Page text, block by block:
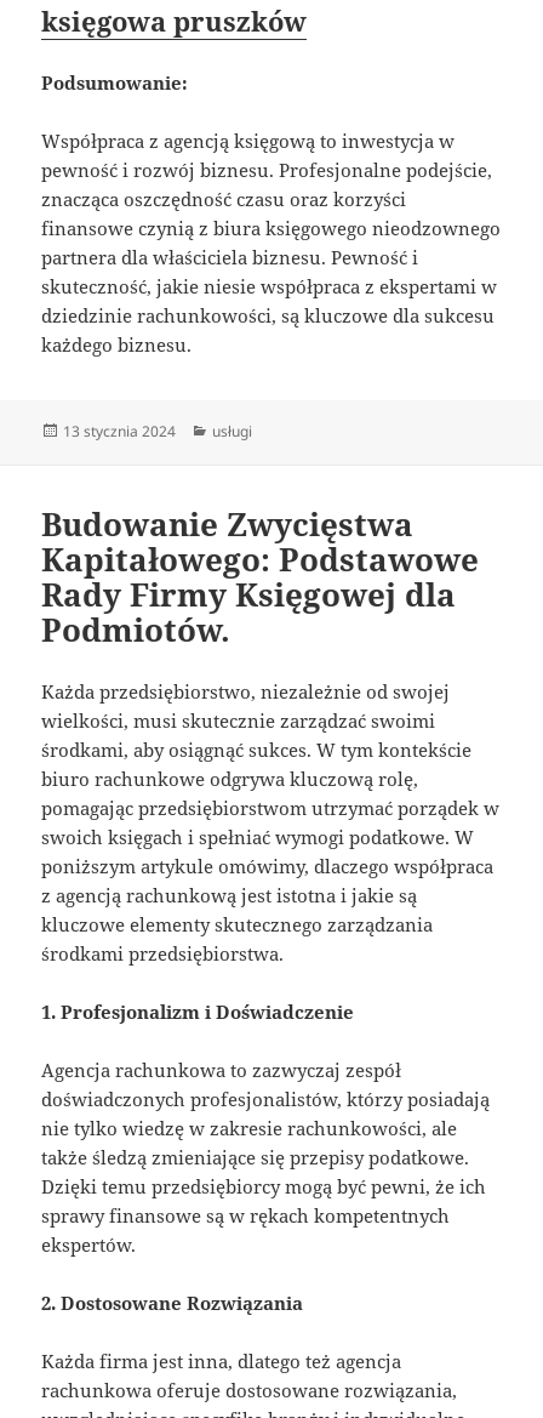
księgowa pruszków
Podsumowanie:
Współpraca z agencją księgową to inwestycja w
pewność i rozwój biznesu. Profesjonalne podejście,
znacząca oszczędność czasu oraz korzyści
finansowe czynią z biura księgowego nieodzownego
partnera dla właściciela biznesu. Pewność i
skuteczność, jakie niesie współpraca z ekspertami w
dziedzinie rachunkowości, są kluczowe dla sukcesu
każdego biznesu.
Data
13 stycznia 2024 Kategorie
usługi
Budowanie Zwycięstwa
Kapitałowego: Podstawowe
Rady Firmy Księgowej dla
Podmiotów.
Każda przedsiębiorstwo, niezależnie od swojej
wielkości, musi skutecznie zarządzać swoimi
środkami, aby osiągnąć sukces. W tym kontekście
biuro rachunkowe odgrywa kluczową rolę,
pomagając przedsiębiorstwom utrzymać porządek w
swoich księgach i spełniać wymogi podatkowe. W
poniższym artykule omówimy, dlaczego współpraca
z agencją rachunkową jest istotna i jakie są
kluczowe elementy skutecznego zarządzania
środkami przedsiębiorstwa.
1. Profesjonalizm i Doświadczenie
Agencja rachunkowa to zazwyczaj zespół
doświadczonych profesjonalistów, którzy posiadają
nie tylko wiedzę w zakresie rachunkowości, ale
także śledzą zmieniające się przepisy podatkowe.
Dzięki temu przedsiębiorcy mogą być pewni, że ich
sprawy finansowe są w rękach kompetentnych
ekspertów.
2. Dostosowane Rozwiązania
Każda firma jest inna, dlatego też agencja
rachunkowa oferuje dostosowane rozwiązania,